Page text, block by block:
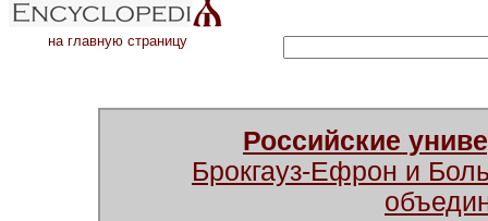
на главную страницу
Российские
Брокгауз-Ефрон и